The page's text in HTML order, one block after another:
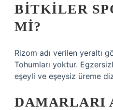
BITKILER
MI?
Rizom adı verilen yeraltı
Tohumları yoktur.
eşeyli ve eşeysiz üreme
DAMARLARI